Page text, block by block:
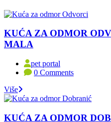
KUĆA ZA ODMOR
MALA
pet portal
0 Comments
Više
KUĆA ZA ODMOR